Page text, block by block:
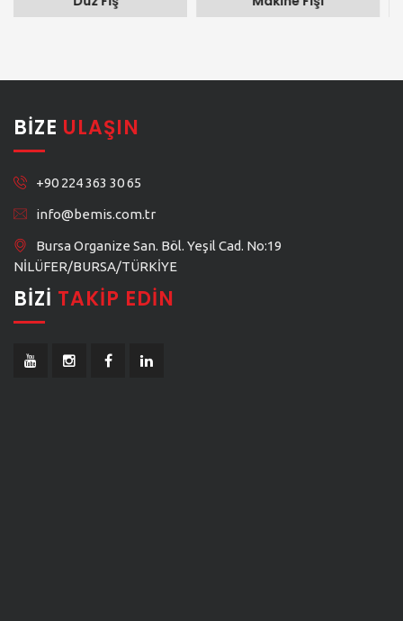
BIZE ULAŞIN
+90 224 363 30 65
info@bemis.com.tr
Bursa Organize San. Böl. Yeşil Cad. No:19
NİLÜFER/BURSA/TÜRKİYE
BIZI TAKIP EDIN